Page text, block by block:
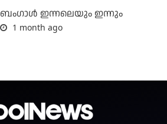
ബംഗാള്‍ ഇന്നലെയും ഇന്നും
1 month ago